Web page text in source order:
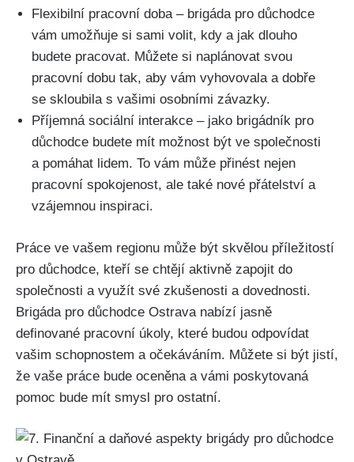
Flexibilní pracovní doba – brigáda pro důchodce
vám umožňuje si sami volit, kdy a jak dlouho
budete pracovat. Můžete si naplánovat svou
pracovní dobu tak, aby vám vyhovovala a dobře
se skloubila s vašimi osobními závazky.
Příjemná sociální interakce – jako brigádník pro
důchodce budete mít možnost být ve společnosti
a pomáhat lidem. To vám může přinést nejen
pracovní spokojenost, ale také nové přátelství a
vzájemnou inspiraci.
Práce ve vašem regionu může být skvělou příležitostí
pro důchodce, kteří se chtějí aktivně zapojit do
společnosti a využít své zkušenosti a dovednosti.
Brigáda pro důchodce Ostrava nabízí jasně
definované pracovní úkoly, které budou odpovídat
vašim schopnostem a očekáváním. Můžete si být jistí,
že vaše práce bude oceněna a vámi poskytovaná
pomoc bude mít smysl pro ostatní.